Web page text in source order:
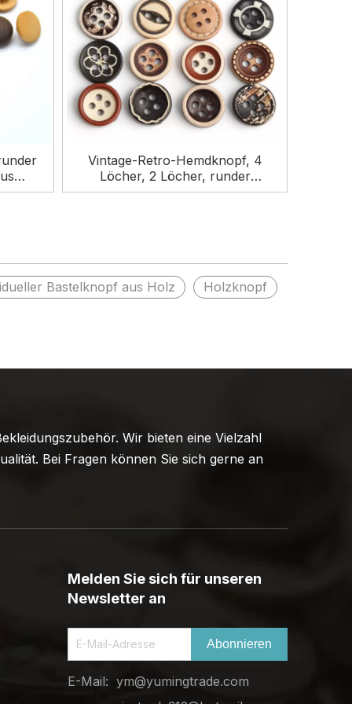
Vintage-Retro-Hemdknopf, 4
Löcher, 2 Löcher, runder
natürlicher Holzknopf für Kleidung
Bastelknopf aus Holz
Holzknopf
Wir bieten eine Vielzahl
Bei Fragen können Sie sich gerne an
Melden Sie sich für unseren
Newsletter an
Abonnieren
E-Mail: ym@yumingtrade.com